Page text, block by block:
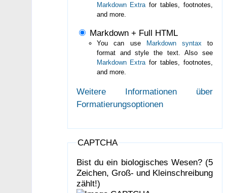
Markdown Extra for tables, footnotes,
and more.
Markdown + Full HTML
You can use Markdown syntax to
format and style the text. Also see
Markdown Extra for tables, footnotes,
and more.
Weitere Informationen über
Formatierungsoptionen
CAPTCHA
Bist du ein biologisches Wesen? (5
Zeichen, Groß- und Kleinschreibung
zählt!)